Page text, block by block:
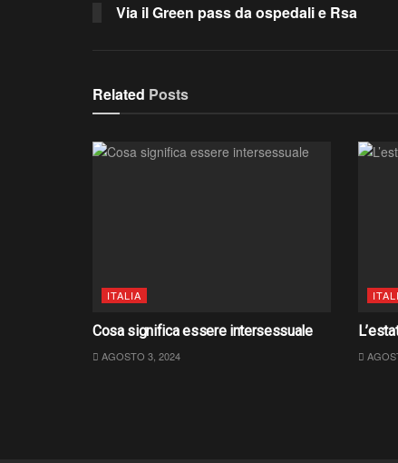
Via il Green pass da ospedali e Rsa
Related Posts
ITALIA
Cosa significa essere intersessuale
AGOSTO 3, 2024